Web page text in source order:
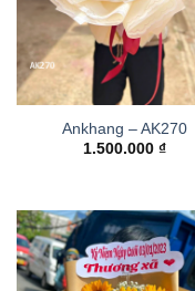
Ankhang – AK270
1.500.000 ₫